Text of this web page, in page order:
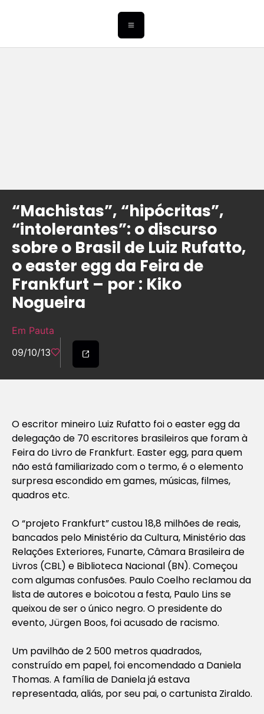
“Machistas”, “hipócritas”,
“intolerantes”: o discurso
sobre o Brasil de Luiz Rufatto,
o easter egg da Feira de
Frankfurt – por : Kiko
Nogueira
Em Pauta
09/10/13
O escritor mineiro Luiz Rufatto foi o easter egg da
delegação de 70 escritores brasileiros que foram à
Feira do Livro de Frankfurt. Easter egg, para quem
não está familiarizado com o termo, é o elemento
surpresa escondido em games, músicas, filmes,
quadros etc.
O “projeto Frankfurt” custou 18,8 milhões de reais,
bancados pelo Ministério da Cultura, Ministério das
Relações Exteriores, Funarte, Câmara Brasileira de
Livros (CBL) e Biblioteca Nacional (BN). Começou
com algumas confusões. Paulo Coelho reclamou da
lista de autores e boicotou a festa, Paulo Lins se
queixou de ser o único negro. O presidente do
evento, Jürgen Boos, foi acusado de racismo.
Um pavilhão de 2 500 metros quadrados,
construído em papel, foi encomendado a Daniela
Thomas. A família de Daniela já estava
representada, aliás, por seu pai, o cartunista Ziraldo.